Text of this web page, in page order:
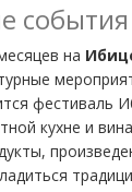
события
на
фестиваль
кухне и